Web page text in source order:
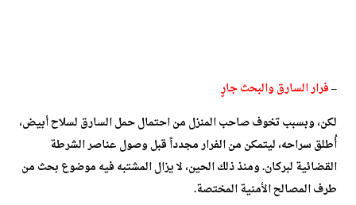
–فرار السارق والبحث جارٍ
لكن، وبسبب تخوف صاحب المنزل من احتمال حمل السارق لسلاح أبيض،
أُطلق سراحه، ليتمكن من الفرار مجدداً قبل وصول عناصر الشرطة
القضائية لبركان. ومنذ ذلك الحين، لا يزال المشتبه فيه موضوع بحث من
طرف المصالح الأمنية المختصة.